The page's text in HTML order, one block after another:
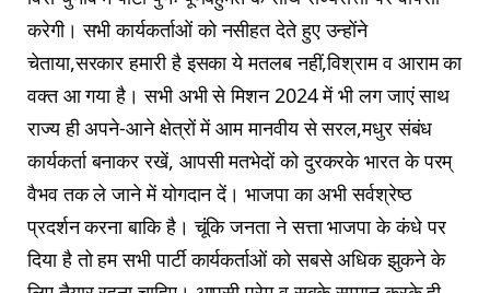
करेगी। सभी कार्यकर्ताओं को नसीहत देते हुए उन्होंने
चेताया,सरकार हमारी है इसका ये मतलब नहीं,विश्राम व आराम का
वक्त आ गया है। सभी अभी से मिशन 2024 में भी लग जाएं साथ
राज्य ही अपने-आने क्षेत्रों में आम मानवीय से सरल,मधुर संबंध
कार्यकर्ता बनाकर रखें, आपसी मतभेदों को दुरकरके भारत के परम्
वैभव तक ले जाने में योगदान दें। भाजपा का अभी सर्वश्रेष्ठ
प्रदर्शन करना बाकि है। चूंकि जनता ने सत्ता भाजपा के कंधे पर
दिया है तो हम सभी पार्टी कार्यकर्ताओं को सबसे अधिक झुकने के